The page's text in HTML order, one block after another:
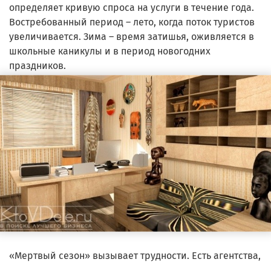
определяет кривую спроса на услуги в течение года.
Востребованный период – лето, когда поток туристов
увеличивается. Зима – время затишья, оживляется в
школьные каникулы и в период новогодних
праздников.
«Мертвый сезон» вызывает трудности. Есть агентства,